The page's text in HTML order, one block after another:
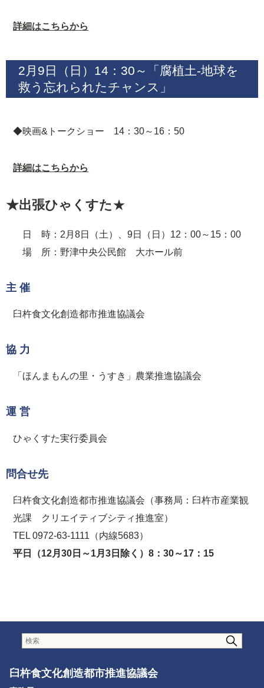
詳細はこちらから
2月9日（日）14：30～「腐植土-地球を
救う忘れられたチャンス」
◆映画&トークショー 14：30～16：50
詳細はこちらから
★出張ひゃくすた★
日 時：2月8日（土）、9日（日）12：00～15：00
場 所：野津中央公民館 大ホール前
主 催
臼杵食文化創造都市推進協議会
協 力
「ほんまもんの里・うすき」農業推進協議会
運 営
ひゃくすた実行委員会
問合せ先
臼杵食文化創造都市推進協議会（事務局：臼杵市産業観
光課 クリエイティブシティ推進室）
TEL 0972-63-1111（内線5683）
平日（12月30日～1月3日除く）8：30～17：15
臼杵食文化創造都市推進協議会